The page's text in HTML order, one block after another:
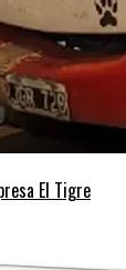
El Tigre